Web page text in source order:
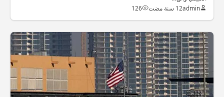
admin12 سنة مضت 126